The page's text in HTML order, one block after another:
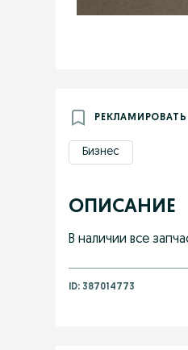
РЕКЛАМИРОВАТЬ
Бизнес
ОПИСАНИЕ
В наличии все
ID: 387014773